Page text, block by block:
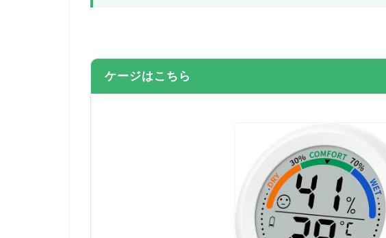
ケージはこちら